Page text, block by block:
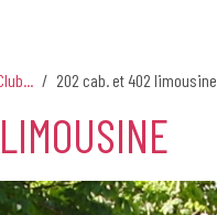
202 cab. et 402 limousine